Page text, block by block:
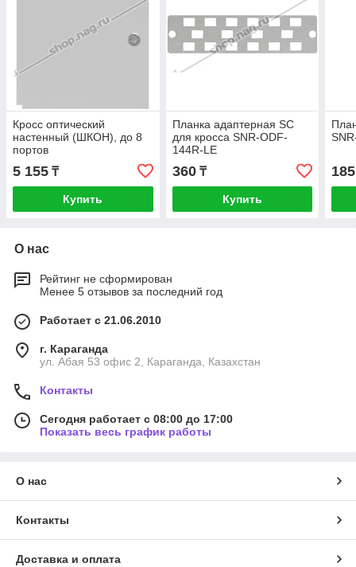
Кросс оптический
настенный (ШКОН), до 8
портов
5 155 ₸
Купить
Планка адаптерная SC
для кросса SNR-ODF-
144R-LE
360₸
Купить
185
О нас
Рейтинг не сформирован
Менее 5 отзывов за последний год
Работает с 21.06.2010
г. Караганда
ул. Абая 53 офис 2, Караганда, Казахстан
Контакты
Сегодня работает с 08:00 до 17:00
Показать весь график работы
О нас
Контакты
Доставка и оплата